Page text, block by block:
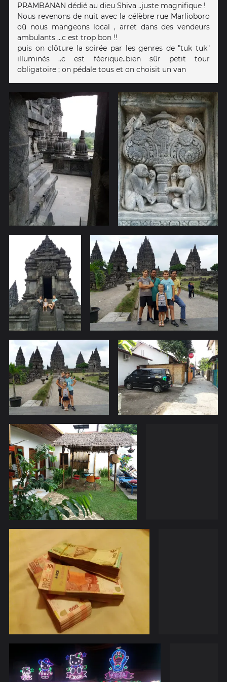
PRAMBANAN dédié au dieu Shiva ..juste magnifique !
Nous revenons de nuit avec la célèbre rue Marlioboro
oû nous mangeons local , arret dans des vendeurs
ambulants ...c est trop bon !!
puis on clôture la soirée par les genres de "tuk tuk"
illuminés ..c est féerique..bien sûr petit tour
obligatoire ; on pédale tous et on choisit un van